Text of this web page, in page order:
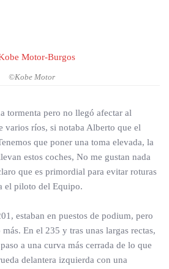
©Kobe Motor
tormenta pero no llegó afectar al
varios ríos, si notaba Alberto que el
que poner una toma elevada, la
estos coches, No me gustan nada
que es primordial para evitar roturas
el piloto del Equipo.
estaban en puestos de podium, pero
En el 235 y tras unas largas rectas,
a una curva más cerrada de lo que
delantera izquierda con una